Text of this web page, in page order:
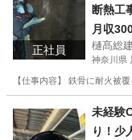
正社員
断熱
職人
月収
樋髙総建
神奈川県
【仕事内容】 鉄骨に耐火被
川崎駅
南越谷駅 内装職人
未経験
り！少